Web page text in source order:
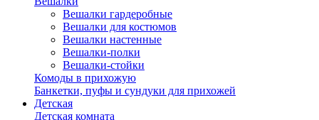
Вешалки гардеробные
Вешалки для костюмов
Вешалки настенные
Вешалки-полки
Вешалки-стойки
Комоды в прихожую
Банкетки, пуфы и сундуки для прихожей
Детская
Детская комната